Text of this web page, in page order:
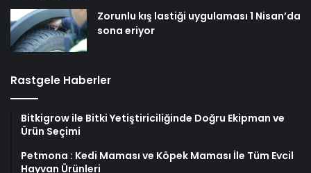
Zorunlu kış lastiği uygulaması 1 Nisan’da
sona eriyor
Rastgele Haberler
Bitkigrow ile Bitki Yetiştiriciliğinde Doğru Ekipman ve
Ürün Seçimi
Petmona : Kedi Maması ve Köpek Maması İle Tüm Evcil
Hayvan Ürünleri